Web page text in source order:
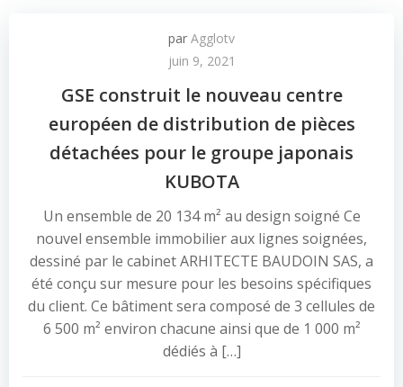
par Agglotv
juin 9, 2021
GSE construit le nouveau centre
européen de distribution de pièces
détachées pour le groupe japonais
KUBOTA
Un ensemble de 20 134 m² au design soigné Ce
nouvel ensemble immobilier aux lignes soignées,
dessiné par le cabinet ARHITECTE BAUDOIN SAS, a
été conçu sur mesure pour les besoins spécifiques
du client. Ce bâtiment sera composé de 3 cellules de
6 500 m² environ chacune ainsi que de 1 000 m²
dédiés à […]